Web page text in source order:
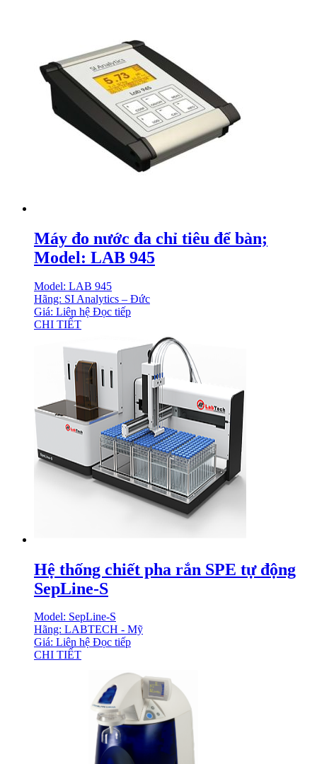
Máy đo nước đa chỉ tiêu để bàn;
Model: LAB 945
Model: LAB 945
Hãng: SI Analytics – Đức
Giá: Liên hệ Đọc tiếp
CHI TIẾT
Hệ thống chiết pha rắn SPE tự động
SepLine-S
Model: SepLine-S
Hãng: LABTECH - Mỹ
Giá: Liên hệ Đọc tiếp
CHI TIẾT